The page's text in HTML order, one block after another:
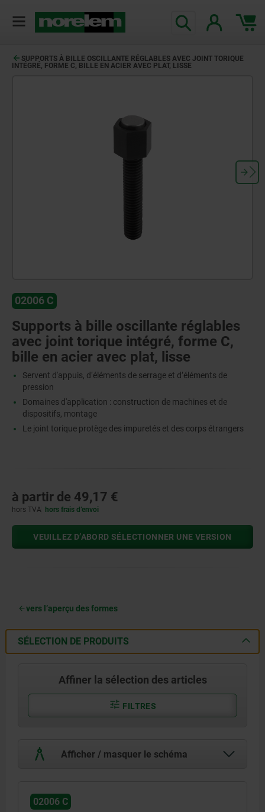
SUPPORTS À BILLE OSCILLANTE RÉGLABLES AVEC JOINT TORIQUE
INTÉGRÉ, FORME C, BILLE EN ACIER AVEC PLAT, LISSE
02006 C
Supports à bille oscillante réglables
avec joint torique intégré, forme C,
bille en acier avec plat, lisse
Servent d'appuis, d‘éléments de serrage et d’éléments de
pression
Domaines d'application : construction de machines et de
dispositifs, montage
Le joint torique protège des impuretés et des corps étrangers
à partir de 49,17 €
hors TVA hors frais d’envoi
VEUILLEZ D’ABORD SÉLECTIONNER UNE VERSION
vers l’aperçu des formes
SÉLECTION DE PRODUITS
Affiner la sélection des articles
FILTRES
Afficher / masquer le schéma
02006 C